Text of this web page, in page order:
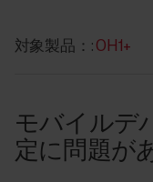
対象製品：: OH1+
モバイルデ
定に問題が